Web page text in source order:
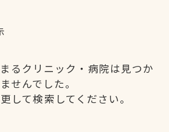
るクリニック・病院は見つか
せんでした。
して検索してください。